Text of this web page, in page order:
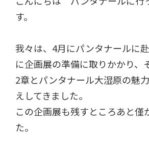
す。
我々は、4月にパンタナールに
に企画展の準備に取りかかり、
2章とパンタナール大湿原の魅
えしてきました。
この企画展も残すところあと僅
た。